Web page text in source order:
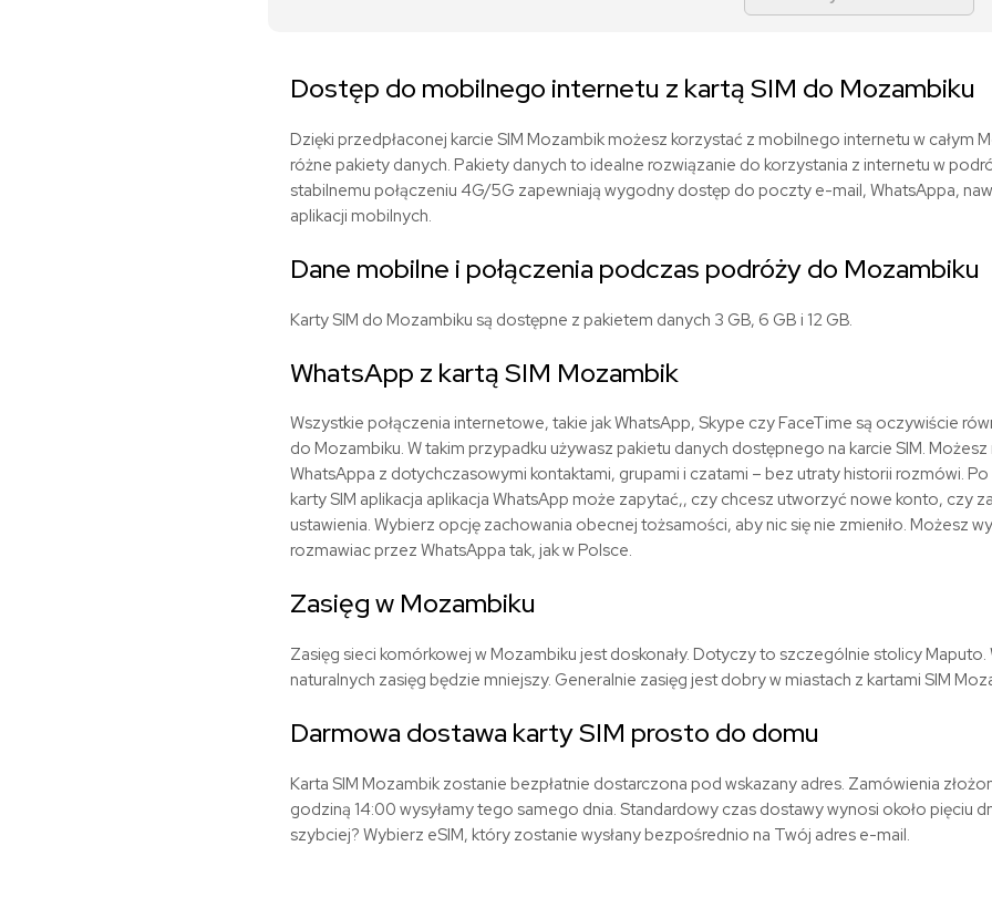
Dostęp do mobilnego internetu z kartą SIM do Mozambiku
Dzięki przedpłaconej karcie SIM Mozambik możesz korzystać z mobilnego internetu w całym
różne pakiety danych. Pakiety danych to idealne rozwiązanie do korzystania z internetu w
stabilnemu połączeniu 4G/5G zapewniają wygodny dostęp do poczty e-mail, WhatsAppa,
aplikacji mobilnych.
Dane mobilne i połączenia podczas podróży do Mozambiku
Karty SIM do Mozambiku są dostępne z pakietem danych 3 GB, 6 GB i 12 GB.
WhatsApp z kartą SIM Mozambik
Wszystkie połączenia internetowe, takie jak WhatsApp, Skype czy FaceTime są oczywiście
do Mozambiku. W takim przypadku używasz pakietu danych dostępnego na karcie SIM.
WhatsAppa z dotychczasowymi kontaktami, grupami i czatami – bez utraty historii rozmówi.
karty SIM aplikacja aplikacja WhatsApp może zapytać,, czy chcesz utworzyć nowe konto, czy
ustawienia. Wybierz opcję zachowania obecnej tożsamości, aby nic się nie zmieniło. Możesz
rozmawiac przez WhatsAppa tak, jak w Polsce.
Zasięg w Mozambiku
Zasięg sieci komórkowej w Mozambiku jest doskonały. Dotyczy to szczególnie stolicy Maputo.
naturalnych zasięg będzie mniejszy. Generalnie zasięg jest dobry w miastach z kartami SIM
Darmowa dostawa karty SIM prosto do domu
Karta SIM Mozambik zostanie bezpłatnie dostarczona pod wskazany adres. Zamówienia
godziną 14:00 wysyłamy tego samego dnia. Standardowy czas dostawy wynosi około pięciu
szybciej? Wybierz eSIM, który zostanie wysłany bezpośrednio na Twój adres e-mail.